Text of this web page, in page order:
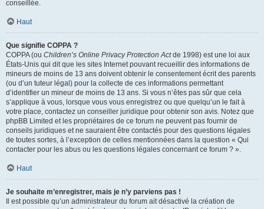
conseillée.
Haut
Que signifie COPPA ?
COPPA (ou Children’s Online Privacy Protection Actde 1998) est une loi aux
États-Unis qui dit que les sites Internet pouvant recueillir des informations de
mineurs de moins de 13 ans doivent obtenir le consentement écrit des parents
(ou d’un tuteur légal) pour la collecte de ces informations permettant
d’identifier un mineur de moins de 13 ans. Si vous n’êtes pas sûr que cela
s’applique à vous, lorsque vous vous enregistrez ou que quelqu’un le fait à
votre place, contactez un conseiller juridique pour obtenir son avis. Notez que
phpBB Limited et les propriétaires de ce forum ne peuvent pas fournir de
conseils juridiques et ne sauraient être contactés pour des questions légales
de toutes sortes, à l’exception de celles mentionnées dans la question « Qui
contacter pour les abus ou les questions légales concernant ce forum ? ».
Haut
Je souhaite m’enregistrer, mais je n’y parviens pas !
Il est possible qu’un administrateur du forum ait désactivé la création de